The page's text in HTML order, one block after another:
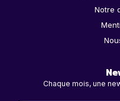
Notre
Chaque mois, une